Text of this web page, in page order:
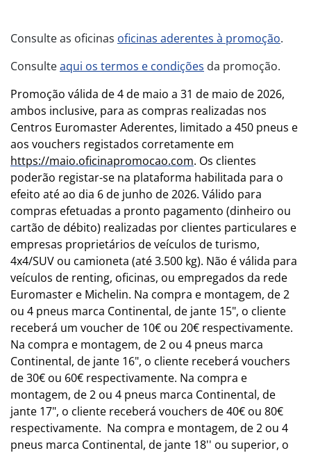
Consulte as oficinas oficinas aderentes à promoção.
Consulteaqui os termos e condições da promoção.
Promoção válida de 4 de maio a 31 de maio de 2026,
ambos inclusive, para as compras realizadas nos
Centros Euromaster Aderentes, limitado a 450 pneus e
aos vouchers registados corretamente em
https://maio.oficinapromocao.com. Os clientes
poderão registar-se na plataforma habilitada para o
efeito até ao dia 6 de junho de 2026. Válido para
compras efetuadas a pronto pagamento (dinheiro ou
cartão de débito) realizadas por clientes particulares e
empresas proprietários de veículos de turismo,
4x4/SUV ou camioneta (até 3.500 kg). Não é válida para
veículos de renting, oficinas, ou empregados da rede
Euromaster e Michelin. Na compra e montagem, de 2
ou 4 pneus marca Continental, de jante 15", o cliente
receberá um voucher de 10€ ou 20€ respectivamente.
Na compra e montagem, de 2 ou 4 pneus marca
Continental, de jante 16", o cliente receberá vouchers
de 30€ ou 60€ respectivamente. Na compra e
montagem, de 2 ou 4 pneus marca Continental, de
jante 17", o cliente receberá vouchers de 40€ ou 80€
respectivamente. Na compra e montagem, de 2 ou 4
pneus marca Continental, de jante 18'' ou superior, o